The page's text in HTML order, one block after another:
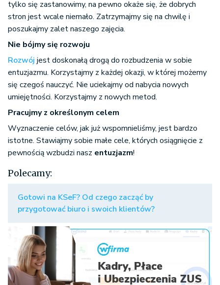
tylko się zastanowimy, na pewno okaże się, że dobrych
stron jest wcale niemało. Zatrzymajmy się na chwilę i
poszukajmy zalet naszego zajęcia.
Nie bójmy się rozwoju
Rozwój jest doskonałą drogą do rozbudzenia w sobie
entuzjazmu. Korzystajmy z każdej okazji, w której możemy
się czegoś nauczyć. Nie uciekajmy od nabycia nowych
umiejętności. Korzystajmy z nowych metod.
Pracujmy z określonym celem
Wyznaczenie celów, jak już wspomnieliśmy, jest bardzo
istotne. Stawiajmy sobie małe cele, których osiągnięcie z
pewnością wzbudzi nasz entuzjazm!
Polecamy:
Gotowi na KSeF? Od czego zacząć by
przygotować biuro i swoich klientów?